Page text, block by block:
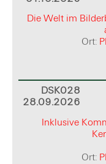
Die Welt im
Ort:
DSK028
28.09.2026
Inklusive
Ort: